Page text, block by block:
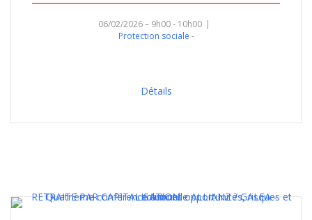
06/02/2026 – 9h00 - 10h00
Protection sociale
Détails